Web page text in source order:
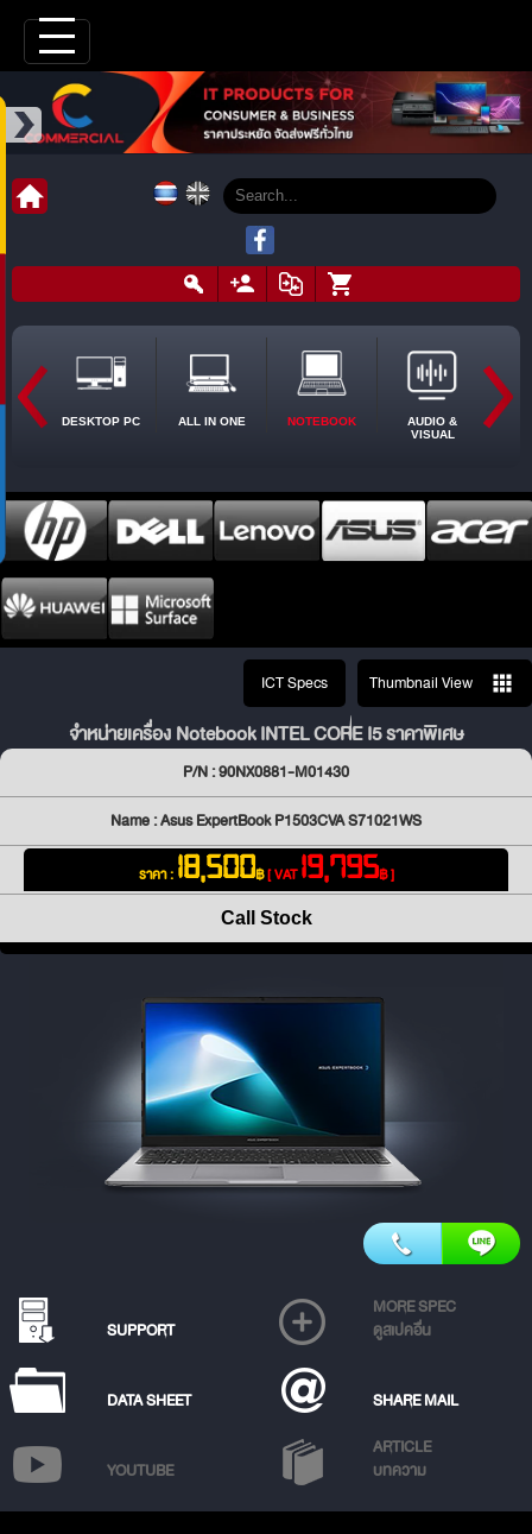
DESKTOP PC ALL IN ONE NOTEBOOK
AUDIO &
VISUAL
ICT Specs Thumbnail View
จำหน่ายเครื่อง Notebook INTEL CORE I5 ราคาพิเศษ
P/N : 90NX0881-M01430
Name : Asus ExpertBook P1503CVA S71021WS
ราคา : 18,500฿[ VAT19,795฿ ]
Call Stock
SUPPORT
MORE SPEC
ดูสเปคอื่น
DATA SHEET SHARE MAIL
YOUTUBE
ARTICLE
บทความ